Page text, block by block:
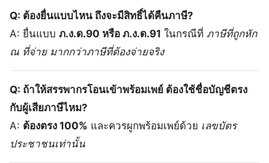
Q: ต้องยื่นแบบไหน ถึงจะมีสิทธิ์ได้คืนภาษี?
A: ยื่นแบบ ภ.ง.ด.90 หรือ ภ.ง.ด.91 ในกรณีที่ ภาษีที่ถูกหัก
ณ ที่จ่าย มากกว่าภาษีที่ต้องจ่ายจริง
Q: ถ้าให้สรรพากรโอนเข้าพร้อมเพย์ ต้องใช้ชื่อบัญชีตรง
กับผู้เสียภาษีไหม?
A: ต้องตรง 100% และควรผูกพร้อมเพย์ด้วย เลขบัตร
ประชาชนเท่านั้น